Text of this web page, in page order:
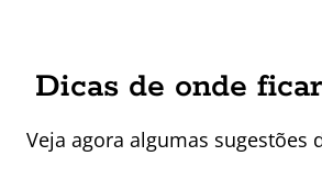
Dicas de onde
Veja agora algumas sugestões